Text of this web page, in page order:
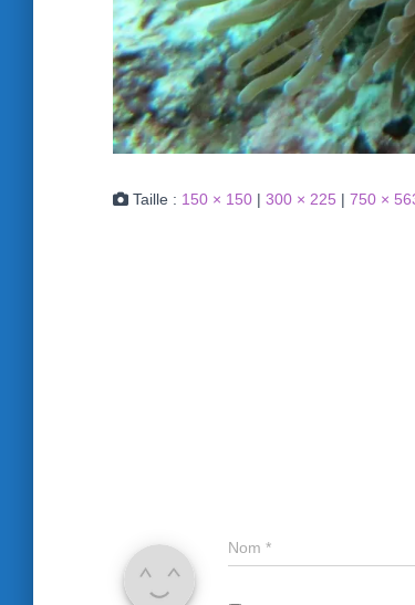
Taille : 150 × 150 | 300 × 225 | 750 ×
Nom *